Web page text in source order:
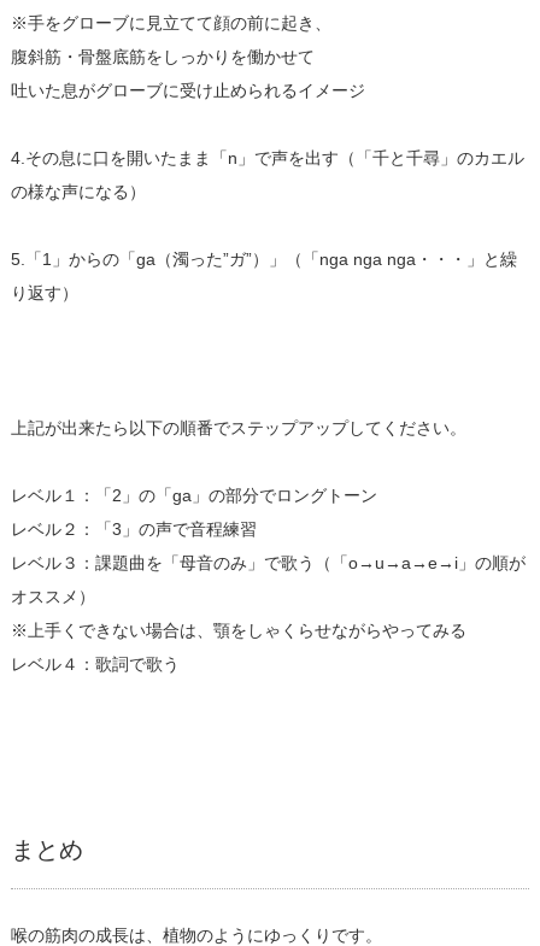
※手をグローブに見立てて顔の前に起き、
腹斜筋・骨盤底筋をしっかりを働かせて
吐いた息がグローブに受け止められるイメージ
4.その息に口を開いたまま「n」で声を出す（「千と千尋」のカエル
の様な声になる）
5.「1」からの「ga（濁った”ガ”）」（「nga nga nga・・・」と繰
り返す）
上記が出来たら以下の順番でステップアップしてください。
レベル１：「2」の「ga」の部分でロングトーン
レベル２：「3」の声で音程練習
レベル３：課題曲を「母音のみ」で歌う（「o→u→a→e→i」の順が
オススメ）
※上手くできない場合は、顎をしゃくらせながらやってみる
レベル４：歌詞で歌う
まとめ
喉の筋肉の成長は、植物のようにゆっくりです。